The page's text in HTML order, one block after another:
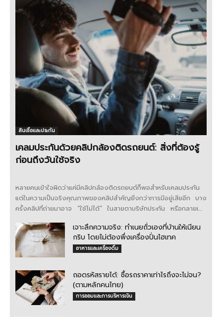
สินเชื่อและประกัน
เคลมประกันด้วยคลิปกล้องติดรถยนต์: สิ่งที่ต้องรู้
ก่อนถึงวันใช้จริง
หลายคนเข้าใจผิดว่าแค่มีคลิปกล้องติดรถยนต์ก็พอสำหรับเคลมประกัน
แต่ในความเป็นจริงคุณภาพของคลิปสำคัญยิ่งกว่าการมีอยู่เสียอีก บาง
ครั้งคลิปที่ถ่ายมาอาจ “ใช้ไม่ได้” ในสายตาบริษัทประกัน หรือกลายเป็น
เจาะลึกความจริง: ทำเนยถั่วเองที่บ้านให้เนียน
กริบ โดยไม่ต้องพึ่งเครื่องปั่นไฮเทค
อาหารและเครื่องดื่ม
ถอดรหัสรายได้: ซื้อรถราคาเท่าไรถึงจะไม่จน?
(ตามหลักคนไทย)
การออมและการบริหารเงิน